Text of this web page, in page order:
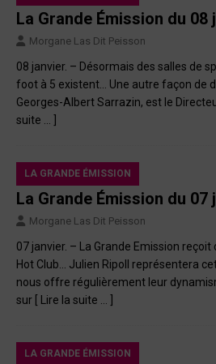
La Grande Émission du 08
Morgane Las Dit Peisson
08 janvier. – Désormais des salles de
foot à 5 existent… Une autre façon de
Georges-Albert Sarrazin, est le
suite … ]
LA GRANDE ÉMISSION
La Grande Émission du 07
Morgane Las Dit Peisson
07 janvier. – La Grande Emission
Hot Club… Julien Ripoll représentera
nous offre régulièrement leur
sur [ Lire la suite … ]
LA GRANDE ÉMISSION